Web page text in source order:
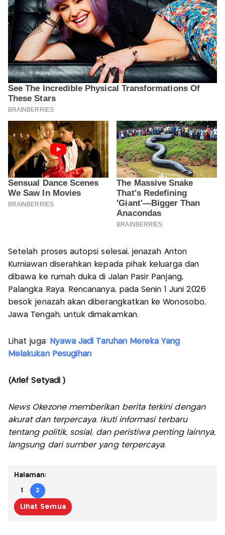
Setelah proses autopsi selesai, jenazah Anton
Kurniawan diserahkan kepada pihak keluarga dan
dibawa ke rumah duka di Jalan Pasir Panjang,
Palangka Raya. Rencananya, pada Senin 1 Juni 2026
besok jenazah akan diberangkatkan ke Wonosobo,
Jawa Tengah, untuk dimakamkan.
Lihat juga: Nyawa Jadi Taruhan Mereka Yang
Melakukan Pesugihan
(Arief Setyadi )
News Okezone memberikan berita terkini dengan
akurat dan terpercaya. Ikuti informasi terbaru
tentang politik, sosial, dan peristiwa penting lainnya,
langsung dari sumber yang terpercaya.
Halaman:
1 2
Lihat Semua